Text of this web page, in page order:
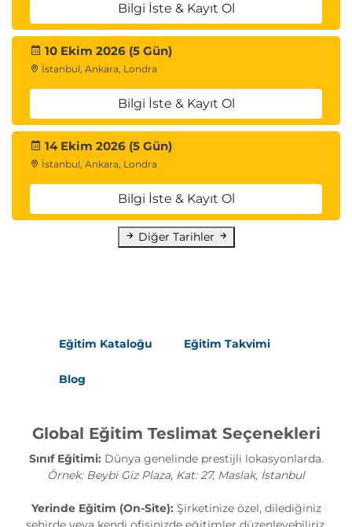
Bilgi İste & Kayıt Ol
10 Ekim 2026 (5 Gün)
İstanbul, Ankara, Londra
Bilgi İste & Kayıt Ol
14 Ekim 2026 (5 Gün)
İstanbul, Ankara, Londra
Bilgi İste & Kayıt Ol
Diğer Tarihler
Eğitim Kataloğu Eğitim Takvimi
Blog
Global Eğitim Teslimat Seçenekleri
Sınıf Eğitimi: Dünya genelinde prestijli lokasyonlarda.
Örnek: Beybi Giz Plaza, Kat: 27, Maslak, İstanbul
Yerinde Eğitim (On-Site): Şirketinize özel, dilediğiniz